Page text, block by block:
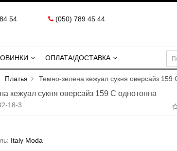
54 (050) 789 45 44
ОПЛАТА/ДОСТАВКА
Платья Темно-зелена кежуал сукня оверсайз 159
кежуал сукня оверсайз 159 С однотонна
18-3
Italy Moda